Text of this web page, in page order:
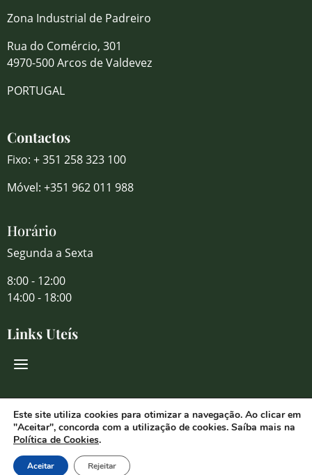
Zona Industrial de Padreiro
Rua do Comércio, 301
4970-500 Arcos de Valdevez
PORTUGAL
Contactos
Fixo: + 351 258 323 100
Móvel: +351 962 011 988
Horário
Segunda a Sexta
8:00 - 12:00
14:00 - 18:00
Links Uteís
Redes Sociais
© 2026 Florália Comércio de Flores
Este site utiliza cookies para otimizar a navegação. Ao clicar em
"Aceitar", concorda com a utilização de cookies. Saíba mais na
Política de Cookies.
Aceitar Rejeitar